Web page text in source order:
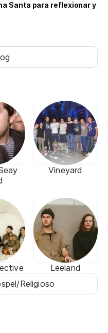
Santa para reflexionar y
Vineyard
Leeland
Religioso